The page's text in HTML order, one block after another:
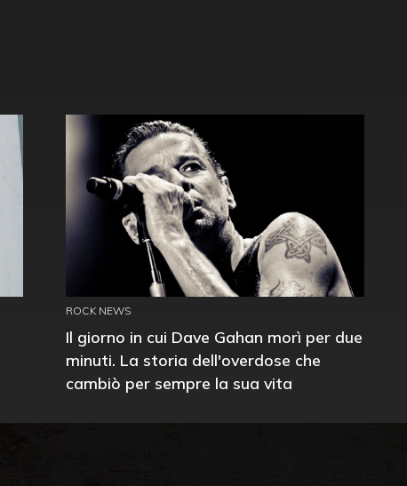
ROCK NEWS
Il giorno in cui Dave Gahan morì per due
minuti. La storia dell'overdose che
cambiò per sempre la sua vita